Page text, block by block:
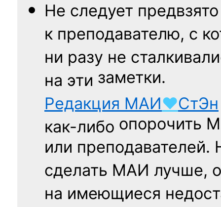
Не следует
к преподавателю, с
ни разу не
на эти заметки.
Редакция МАИ♥СтЭн
как-либо опорочить
или
сделать МАИ лучше,
на имеющиеся